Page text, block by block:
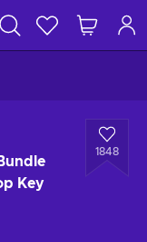
Key
1848